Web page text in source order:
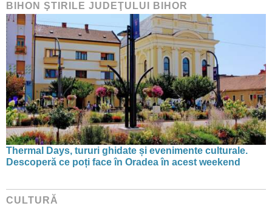
BIHON ŞTIRILE JUDEŢULUI BIHOR
Thermal Days, tururi ghidate și evenimente culturale.
Descoperă ce poți face în Oradea în acest weekend
CULTURĂ